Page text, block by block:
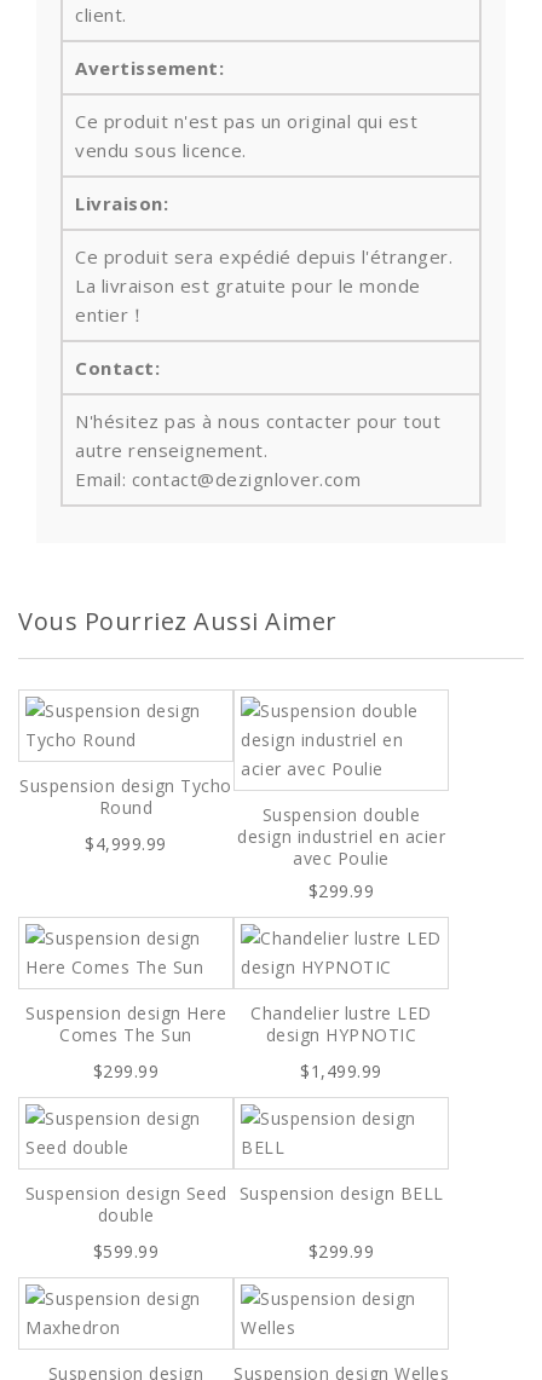
client.
Avertissement:
Ce produit n'est pas un original qui est
vendu sous licence.
Livraison:
Ce produit sera expédié depuis l'étranger.
La livraison est gratuite pour le monde
entier！
Contact:
N'hésitez pas à nous contacter pour tout
autre renseignement.
Email: contact@dezignlover.com
Vous Pourriez Aussi Aimer
Suspension design Tycho
Round
$4,999.99
Suspension double
design industriel en acier
avec Poulie
$299.99
Suspension design Here
Comes The Sun
$299.99
Chandelier lustre LED
design HYPNOTIC
$1,499.99
Suspension design Seed
double
$599.99
Suspension design BELL
$299.99
Suspension design Suspension design Welles